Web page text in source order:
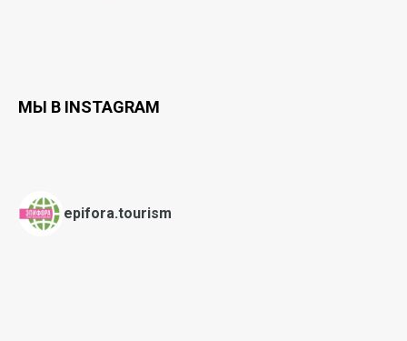
МЫ В INSTAGRAM
epifora.tourism